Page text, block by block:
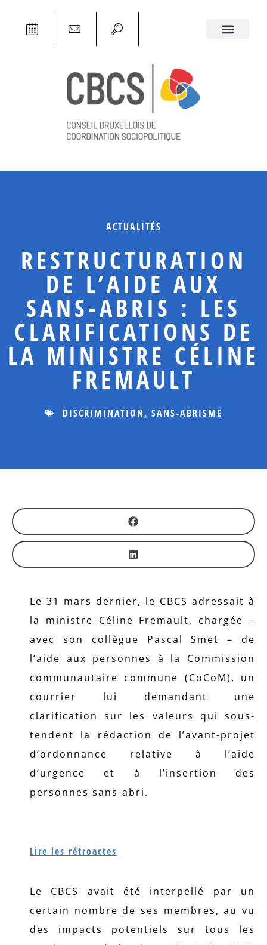
ACTUALITÉS
RESTRUCTURATION
DE L’AIDE AUX
SANS-ABRIS : LES
CLARIFICATIONS DE
LA MINISTRE CÉLINE
FREMAULT
DISCRIMINATION, SANS-ABRISME
Le 31 mars dernier, le CBCS adressait à
la ministre Céline Fremault, chargée –
avec son collègue Pascal Smet – de
l’aide aux personnes à la Commission
communautaire commune (CoCoM), un
courrier lui demandant une
clarification sur les valeurs qui sous-
tendent la rédaction de l’avant-projet
d’ordonnance relative à l’aide
d’urgence et à l’insertion des
personnes sans-abri.
Lire les rétroactes
Le CBCS avait été interpellé par un
certain nombre de ses membres, au vu
des impacts potentiels sur tous les